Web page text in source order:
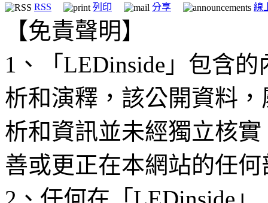
RSS 列印 分享 線
【免責聲明】
1、「LEDinside」包含
析和演釋，該公開資料
析和資訊並未經獨立核
善或更正在本網站的任